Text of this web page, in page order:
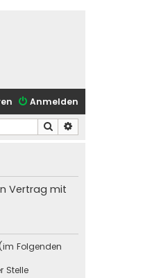
Anmelden
Suche
Vertrag mit
Folgenden
Stelle